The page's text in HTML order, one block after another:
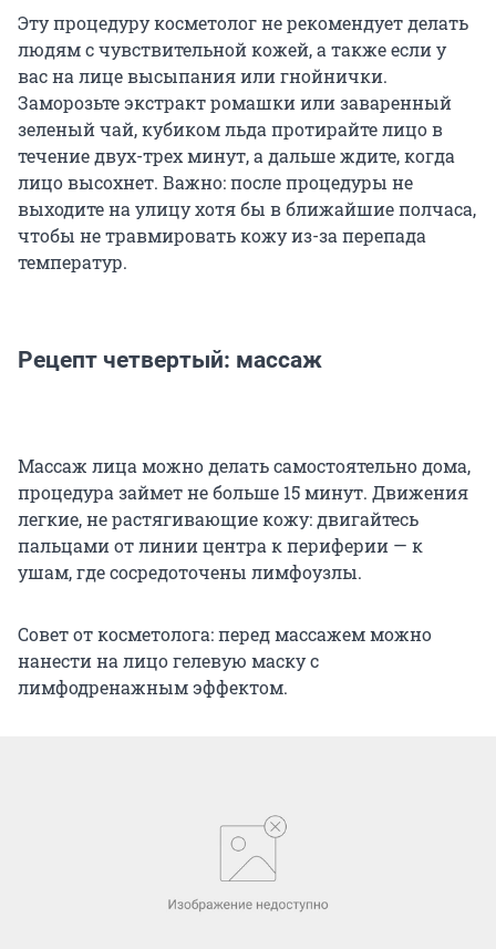
Эту процедуру косметолог не рекомендует делать
людям с чувствительной кожей, а также если у
вас на лице высыпания или гнойнички.
Заморозьте экстракт ромашки или заваренный
зеленый чай, кубиком льда протирайте лицо в
течение двух-трех минут, а дальше ждите, когда
лицо высохнет. Важно: после процедуры не
выходите на улицу хотя бы в ближайшие полчаса,
чтобы не травмировать кожу из-за перепада
температур.
Рецепт четвертый: массаж
Массаж лица можно делать самостоятельно дома,
процедура займет не больше 15 минут. Движения
легкие, не растягивающие кожу: двигайтесь
пальцами от линии центра к периферии — к
ушам, где сосредоточены лимфоузлы.
Совет от косметолога: перед массажем можно
нанести на лицо гелевую маску с
лимфодренажным эффектом.